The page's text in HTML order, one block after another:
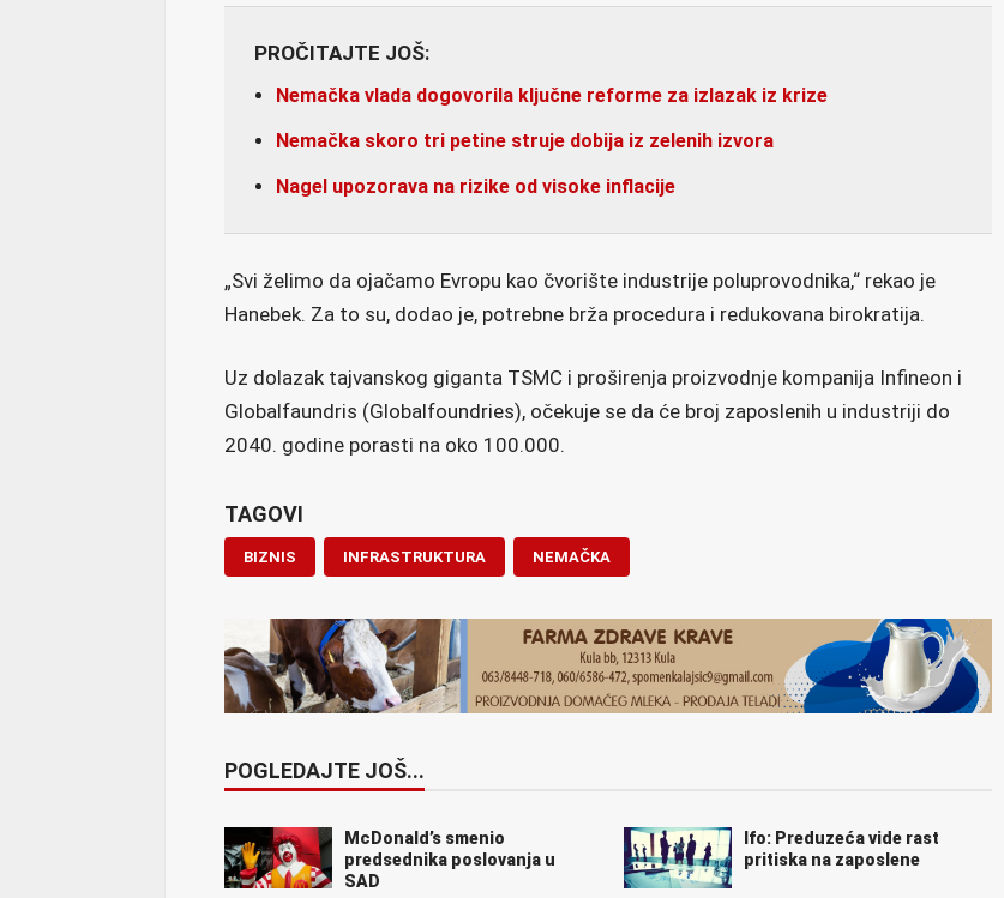
PROČITAJTE JOŠ:
Nemačka vlada dogovorila ključne reforme za izlazak iz krize
Nemačka skoro tri petine struje dobija iz zelenih izvora
Nagel upozorava na rizike od visoke inflacije
„Svi želimo da ojačamo Evropu kao čvorište industrije poluprovodnika,“ rekao je
Hanebek. Za to su, dodao je, potrebne brža procedura i redukovana birokratija.
Uz dolazak tajvanskog giganta TSMC i proširenja proizvodnje kompanija Infineon i
Globalfaundris (Globalfoundries), očekuje se da će broj zaposlenih u industriji do
2040. godine porasti na oko 100.000.
TAGOVI
BIZNIS INFRASTRUKTURA NEMAČKA
POGLEDAJTE JOŠ...
McDonald’s smenio
predsednika poslovanja u
SAD
Ifo: Preduzeća vide rast
pritiska na zaposlene